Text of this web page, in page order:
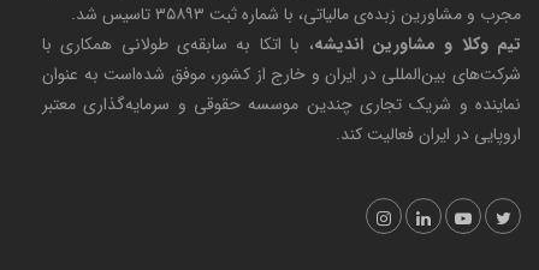
مجرب و مشاورین زبده‌ی مالیاتی، با شماره ثبت ۳۵۸۹۳ تاسیس شد.
تیم وکلا و مشاورین اندیشه، با اتکا به سابقه‌ی طولانی همکاری با
شرکت‌های بین‌المللی در ایران و خارج از کشور، موفق شده‌است به عنوان
نماینده و شریک تجاری چندین موسسه حقوقی و سرمایه‌گذاری معتبر
اروپایی در ایران فعالیت کند.